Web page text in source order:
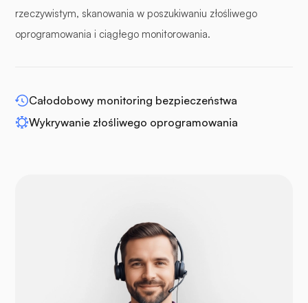
Otwórz koszyk
rzeczywistym, skanowania w poszukiwaniu złośliwego
oprogramowania i ciągłego monitorowania.
Całodobowy monitoring bezpieczeństwa
Wykrywanie złośliwego oprogramowania